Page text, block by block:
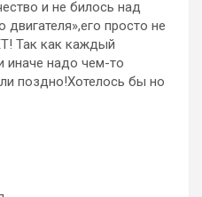
и не билось над
двигателя»,его просто не
Так как каждый
иначе надо чем-то
поздно!Хотелось бы но